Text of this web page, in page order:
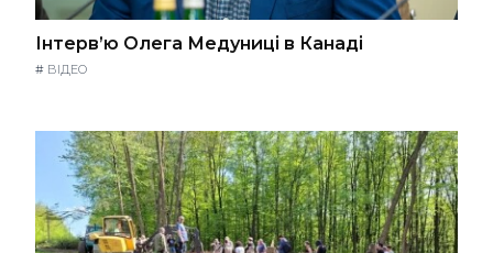
Інтерв’ю Олега Медуниці в Канаді
# ВІДЕО